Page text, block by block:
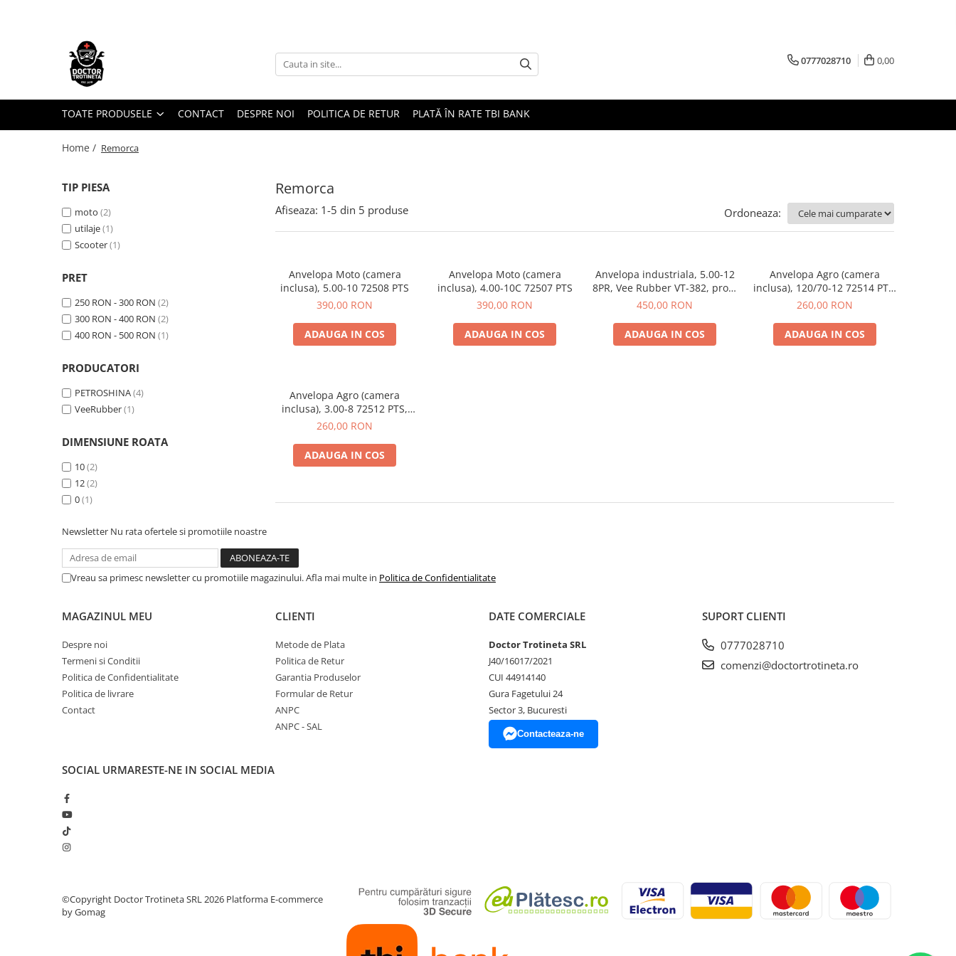
Toate Produsele
Piese de schimb
https://www.doctortrotineta.ro/electrica
Acceleratie
Kit complet
Contact cu cheie
https://www.doctortrotineta.ro/frane
Discuri frana
Placute de frana
https://www.doctortrotineta.ro/lumini
Stop trotineta
https://www.doctortrotineta.ro/cadru
Aparatori (aripi)
trotinete-electrice
https://www.doctortrotineta.ro/cauciucuri-
cauciucuri-bicicleta
Biciclete Electrice
Anvelope moto
Camere moto
Anvelope și Camere Utilaje
https://www.doctortrotineta.ro/plata-
0777028710 0,00
TOATE PRODUSELE CONTACT DESPRE NOI POLITICA DE RETUR PLATĂ ÎN RATE TBI BANK
Home / Remorca
Remorca
TIP PIESA
moto (2)
utilaje(1)
Scooter(1)
PRET
250 RON - 300 RON (2)
300 RON - 400 RON (2)
400 RON - 500 RON (1)
PRODUCATORI
PETROSHINA(4)
VeeRubber(1)
DIMENSIUNE ROATA
10(2)
12(2)
0(1)
Afiseaza: 1-5 din 5 produse Ordoneaza:
Anvelopa Moto (camera
inclusa), 5.00-10 72508 PTS
390,00 RON
ADAUGA IN COS
Anvelopa Moto (camera
inclusa), 4.00-10C 72507 PTS
390,00 RON
ADAUGA IN COS
Anvelopa industriala, 5.00-12
8PR, Vee Rubber VT-382, profil
mixt RIB/LUG, bias, Made in
450,00 RON
ADAUGA IN COS
Anvelopa Agro (camera
inclusa), 120/70-12 72514 PTS,
Moto
260,00 RON
ADAUGA IN COS
Anvelopa Agro (camera
inclusa), 3.00-8 72512 PTS,
Moto
260,00 RON
ADAUGA IN COS
Newsletter Nu rata ofertele si promotiile noastre
Vreau sa primesc newsletter cu promotiile magazinului. Afla mai multe in Politica de Confidentialitate
MAGAZINUL MEU
Despre noi
Termeni si Conditii
Politica de Confidentialitate
Politica de livrare
Contact
CLIENTI
Metode de Plata
Politica de Retur
Garantia Produselor
Formular de Retur
ANPC
ANPC - SAL
DATE COMERCIALE
Doctor Trotineta SRL
J40/16017/2021
CUI 44914140
Gura Fagetului 24
Sector 3, Bucuresti
Contacteaza-ne
SUPORT CLIENTI
0777028710
comenzi@doctortrotineta.ro
SOCIAL URMARESTE-NE IN SOCIAL MEDIA
©Copyright Doctor Trotineta SRL 2026 Platforma E-commerce
by Gomag